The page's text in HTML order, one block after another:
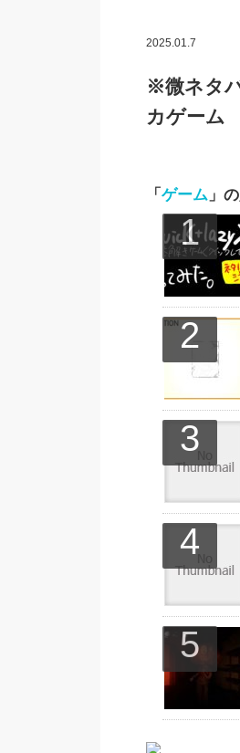
2025.01.7
※微ネタ
カゲーム
「 ゲーム」